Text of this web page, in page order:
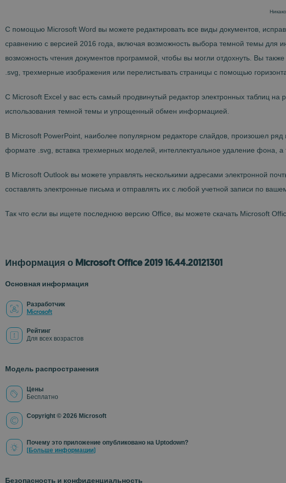
С помощью Microsoft Word вы можете редактировать все виды документов,
сравнению с версией 2016 года, включая возможность выбора темной темы для
возможность чтения документов программой, чтобы вы могли отдохнуть. Вы
.svg, трехмерные изображения или перелистывать страницы с помощью
С Microsoft Excel у вас есть самый продвинутый редактор электронных таблиц
использования темной темы и упрощенный обмен информацией.
В Microsoft PowerPoint, наиболее популярном редакторе слайдов, произошел
формате .svg, вставка трехмерных моделей, интеллектуальное удаление фона,
В Microsoft Outlook вы можете управлять несколькими адресами электронной
составлять электронные письма и отправлять их с любой учетной записи по
Так что если вы ищете последнюю версию Office, вы можете скачать Microsoft
Информация о Microsoft Office 2019 16.44.20121301
Основная информация
Разработчик
Microsoft
Рейтинг
Для всех возрастов
Модель распространения
Цены
Бесплатно
Copyright © 2026 Microsoft
Почему это приложение опубликовано на Uptodown?
(Больше информации)
Безопасность и конфиденциальность